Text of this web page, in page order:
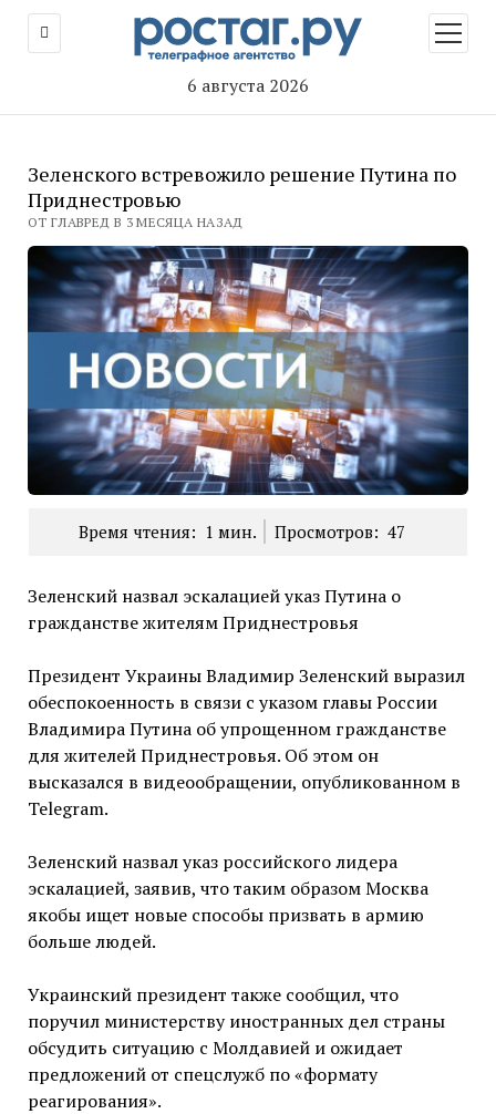
6 августа 2026
меню
Зеленского встревожило решение Путина по
Приднестровью
ОТ ГЛАВРЕД В 3 МЕСЯЦА НАЗАД
Время чтения: 1 мин. Просмотров: 47
Зеленский назвал эскалацией указ Путина о
гражданстве жителям Приднестровья
Президент Украины Владимир Зеленский выразил
обеспокоенность в связи с указом главы России
Владимира Путина об упрощенном гражданстве
для жителей Приднестровья. Об этом он
высказался в видеообращении, опубликованном в
Telegram.
Зеленский назвал указ российского лидера
эскалацией, заявив, что таким образом Москва
якобы ищет новые способы призвать в армию
больше людей.
Украинский президент также сообщил, что
поручил министерству иностранных дел страны
обсудить ситуацию с Молдавией и ожидает
предложений от спецслужб по «формату
реагирования».